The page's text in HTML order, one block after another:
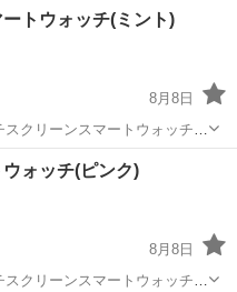
ートウォッチ(ミント)
8月8日
あります。 土日祝は日中...
リー ミント
ウォッチ(ピンク)
8月8日